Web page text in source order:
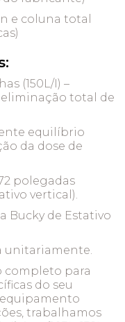
e coluna total
(150L/I) –
total de
equilíbrio
da dose de
polegadas
vertical).
Bucky de Estativo
unitariamente.
completo para
do seu
trabalhamos